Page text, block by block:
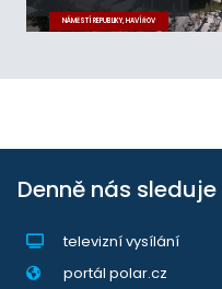
NÁMĚSTÍ REPUBLIKY, HAVÍŘOV
Denně nás sleduje
televizní vysílání
portál polar.cz